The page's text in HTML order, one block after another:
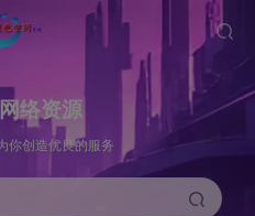
络资源
你创造优良的服务